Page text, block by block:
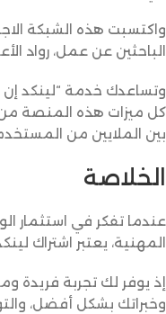
واكتسبت هذه الشبكة
الباحثين عن عمل، رواد
وتساعدك خدمة “لينكد
كل ميزات هذه المنصة من
بين الملايين من
الخلاصة
عندما تفكر في استثمار
المهنية، يعتبر اشتراك
إذ يوفر لك تجربة فريدة
وخبراتك بشكل أفضل،